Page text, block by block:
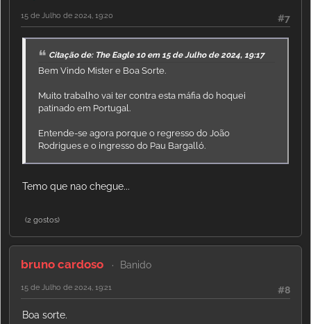
#7
15 de Julho de 2024, 19:20
Citação de: The Eagle 10 em 15 de Julho de 2024, 19:17
Bem Vindo Mister e Boa Sorte.
Muito trabalho vai ter contra esta máfia do hoquei
patinado em Portugal.
Entende-se agora porque o regresso do João
Rodrigues e o ingresso do Pau Bargalló.
Temo que nao chegue...
(2 gostos)
bruno cardoso Banido
#8
15 de Julho de 2024, 19:21
Boa sorte.